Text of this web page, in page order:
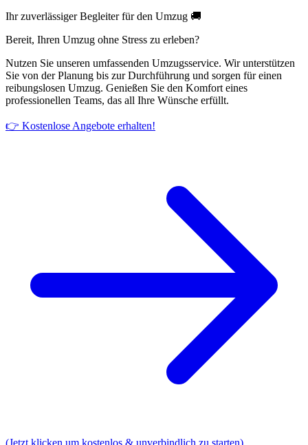
Ihr zuverlässiger Begleiter für den Umzug 🚚
Bereit, Ihren Umzug ohne Stress zu erleben?
Nutzen Sie unseren umfassenden Umzugsservice. Wir unterstützen
Sie von der Planung bis zur Durchführung und sorgen für einen
reibungslosen Umzug. Genießen Sie den Komfort eines
professionellen Teams, das all Ihre Wünsche erfüllt.
👉 Kostenlose Angebote erhalten!